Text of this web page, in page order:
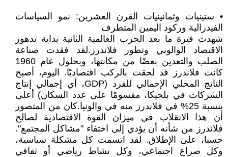
• ستينيات وثمانينيات القرن العشرين: نمو السياسات
الفيدرالية وركود اليمين المتطرف
شهدت فترة ما بعد الحرب العالمية الثانية بداية تدهور
الاقتصاد الوالوني وتطور فلاندرز.لقد فقدت صناعة
الصلب والتعدين بعضًا من مكانتها، وبحلول عام 1960
كانت فلاندرز قد لحقت بالركب اقتصاديًا. اليوم، أصبح
الناتج المحلي الإجمالي للفرد (GDP، أي إجمالي إنتاج
الشركات في بلجيكا، مقسومًا على عدد السكان) أعلى
بنسبة 25% في فلاندرز منه في والونيا.كان من المتصور
أن هذا الانقلاب في ميزان القوة الاقتصادية لصالح
فلاندرز من شأنه أن يؤدي إلى اختفاء "مشاكل المجتمع".
حسنا، على الإطلاق. لقد اتسمت كل مشكلة سياسية،
وكل صراع اجتماعي، وكل نشاط رياضي أو ثقافي